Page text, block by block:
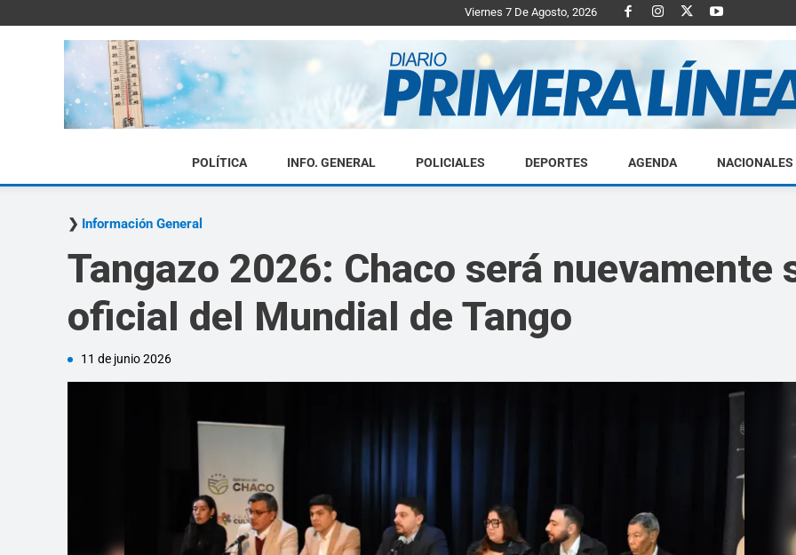
Viernes 7 De Agosto, 2026
Diario
POLÍTICA INFO. GENERAL POLICIALES DEPORTES AGENDA NACIONALES
Información General
Tangazo 2026: Chaco será nuevamente
oficial del Mundial de Tango
11 de junio 2026